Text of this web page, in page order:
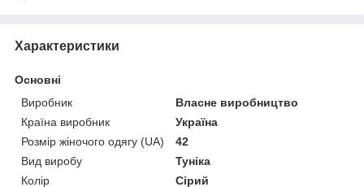
Характеристики
Основні
Виробник
Власне виробництво
Країна виробник
Україна
Розмір жіночого одягу (UA)
42
Вид виробу
Туніка
Колір
Сірий